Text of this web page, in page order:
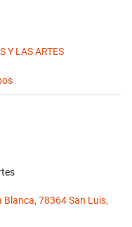
Y LAS ARTES
78364 San Luis,